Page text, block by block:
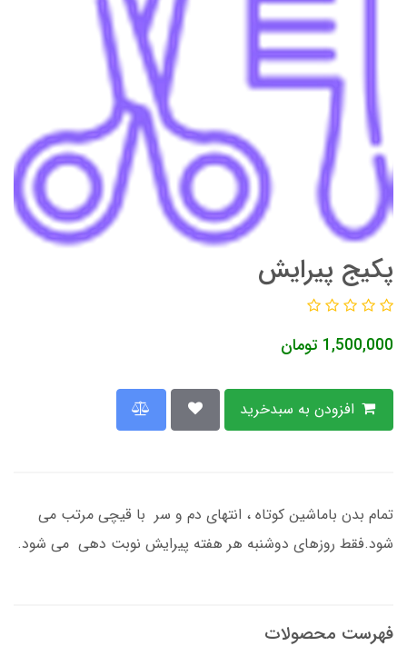
پکیج پیرایش
1,500,000 تومان
تمام بدن باماشین کوتاه ، انتهای دم و سر با قیچی مرتب می
شود.فقط روزهای دوشنبه هر هفته پیرایش نوبت دهی می شود.
فهرست محصولات